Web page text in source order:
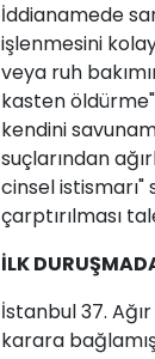
İddianamede
işlenmesini
veya ruh
kasten
kendini
suçlarından
cinsel istismarı"
çarptırılması
İLK
İstanbul 37.
karara